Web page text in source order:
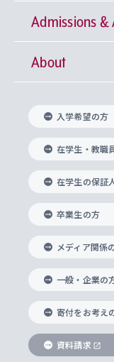
文学部
総合人間科
経済学部
外国語学部
総合グロ
国際教養
理工学部
Futures）
上智大学の
基盤教育
キリスト
身体知
思考と表
データサイ
上智大学の
言語教育
上智大学の
グローバ
上智大学
海外で学
学びのサポ
大学院
神学研究
実践宗教
総合人間
助産学専攻
生涯学習
キリスト
中世思想研
国際言語
グローバ
比較文化研
ヨーロッ
アジア文
アメリカ
Sophia
産官学連携
知的財産
研究支援制
重点領域
研究活動に
学期区分と
課外活動
課外教育
ボランテ
グローバル
学生の相談
心身の健
ハラスメ
障がいの
キャリア形
キャリア
就職（内
企業の採
住まいのサ
Admissions &
上智大学で
入れの方針）
科目等履修
研究生・外
交換留学生(
ノンディグ
Sophia
学費・奨学金
About
理事長・学
学長・副
上智大学の
上智大学
上智大学
ソフィア
上智大学
グローバル
上智大学
国連
ダイバー
上智大学公
学校法人上
数字で見る
上智大学の
入学希望の方
在学生・教職
在学生の保証
卒業生の方
メディア関係
一般・企業の
寄付をお考え
資料請求